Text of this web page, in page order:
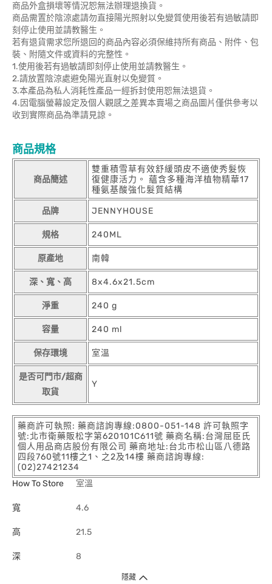
商品外盒損壞等情況恕無法辦理退換貨。
商品需置於陰涼處請勿直接陽光照射以免變質使用後若有過敏請即
刻停止使用並請教醫生。
若有退貨需求您所退回的商品內容必須保維持所有商品、附件、包
裝、附隨文件或資料的完整性。
1.使用後若有過敏請即刻停止使用並請教醫生。
2.請放置陰涼處避免陽光直射以免變質。
3.本產品為私人消耗性產品一經拆封使用恕無法退貨。
4.因電腦螢幕設定及個人觀感之差異本賣場之商品圖片僅供參考以
收到實際商品為準請見諒。
商品規格
商品簡述
雙重積雪草有效舒緩頭皮不適使秀髮恢
復健康活力。 蘊含多種海洋植物精華17
種氨基酸強化髮質結構
品牌 JENNYHOUSE
規格 240ML
原產地 南韓
深、寬、高 8x4.6x21.5cm
淨重 240 g
容量 240 ml
保存環境 室溫
是否可門市/超商
取貨
Y
藥商許可執照: 藥商諮詢專線:0800-051-148 許可執照字
號:北市衛藥販松字第620101C611號 藥商名稱:台灣屈臣氏
個人用品商店股份有限公司 藥商地址:台北市松山區八德路
四段760號11樓之1、之2及14樓 藥商諮詢專線:
(02)27421234
How To Store
室溫
寬 4.6
高 21.5
深 8
隱藏